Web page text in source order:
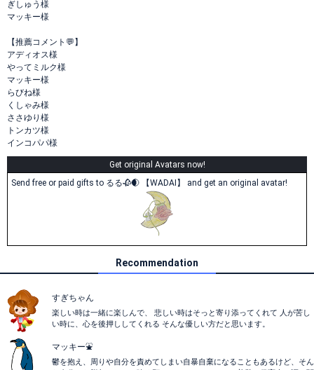
ぎしゅう様
マッキー様
【推薦コメント💬】
アディオス様
やってミルク様
マッキー様
らびね様
くしゃみ様
ささゆり様
トンカツ様
インコパパ様
Get original Avatars now!
Send free or paid gifts to るる🥀🌒 【WADAI】 and get an original avatar!
Recommendation
すぎちゃん
楽しい時は一緒に楽しんで、 悲しい時はそっと寄り添ってくれて 人が苦し
い時に、心を後押ししてくれる そんな優しい方だと思います。
マッキー⛲
鬱を抱え、周りや自分を責めてしまい自暴自棄になることもあるけど、そん